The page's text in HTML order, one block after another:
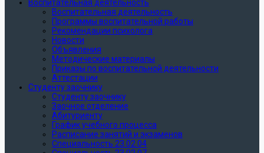
Воспитательная деятельность
Воспитательная деятельность
Программы воспитательной работы
Рекомендации психолога
Новости
Объявления
Методические материалы
Приказы по воспитательной деятельности
Аттестации
Студенту заочнику
Студенту заочнику
Заочное отделение
Абитуриенту
График учебного процесса
Расписание занятий и экзаменов
Специальность 23.02.04